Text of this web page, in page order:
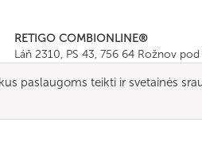
RETIGO COMBIONLINE®
Láň 2310, PS 43, 756 64 Rožnov
E-mail:info@combionline.com
paslaugoms teikti ir svetainės